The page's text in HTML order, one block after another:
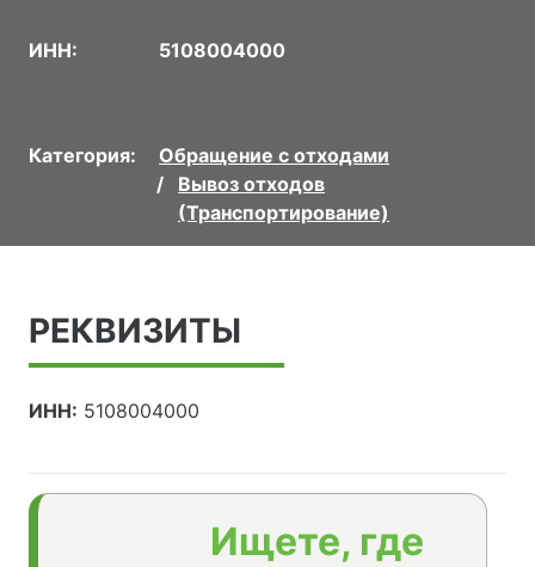
ИНН: 5108004000
Категория:
Обращение с отходами
Вывоз отходов
(Транспортирование)
РЕКВИЗИТЫ
ИНН: 5108004000
Ищете, где